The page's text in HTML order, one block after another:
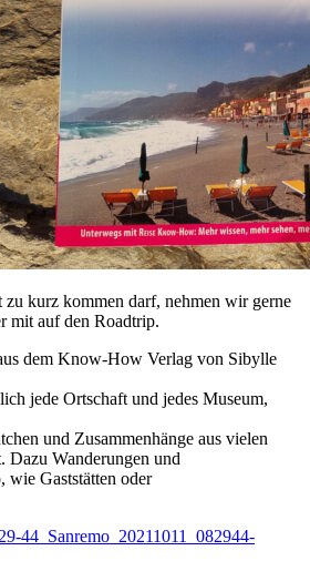
kurz kommen darf, nehmen wir gerne
mit auf den Roadtrip.
dem Know-How Verlag von Sibylle
jede Ortschaft und jedes Museum,
und Zusammenhänge aus vielen
Dazu Wanderungen und
wie Gaststätten oder